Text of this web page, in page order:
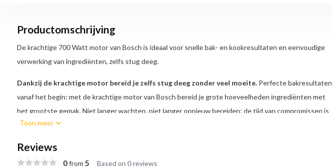
Productomschrijving
De krachtige 700 Watt motor van Bosch is ideaal voor snelle bak- en kookresultaten en eenvoudige
verwerking van ingrediënten, zelfs stug deeg.
Dankzij de krachtige motor bereid je zelfs stug deeg zonder veel moeite.Perfecte bakresultaten
vanaf het begin: met de krachtige motor van Bosch bereid je grote hoeveelheden ingrediënten met
het grootste gemak. Niet langer wachten, niet langer opnieuw bereiden: de tijd van compromissen is
voorbij.
Niet alleen de grootte van de kom is belangrijk.
van de kom en de gebruikte accessoires perfect aansluiten. Deze hoogwaardige 3,8 l RVS mengkom is
Toon meer
Reviews
0from 5 Based on 0 reviews